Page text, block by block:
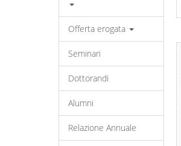
Offerta erogata
Seminari
Dottorandi
Alumni
Relazione Annuale